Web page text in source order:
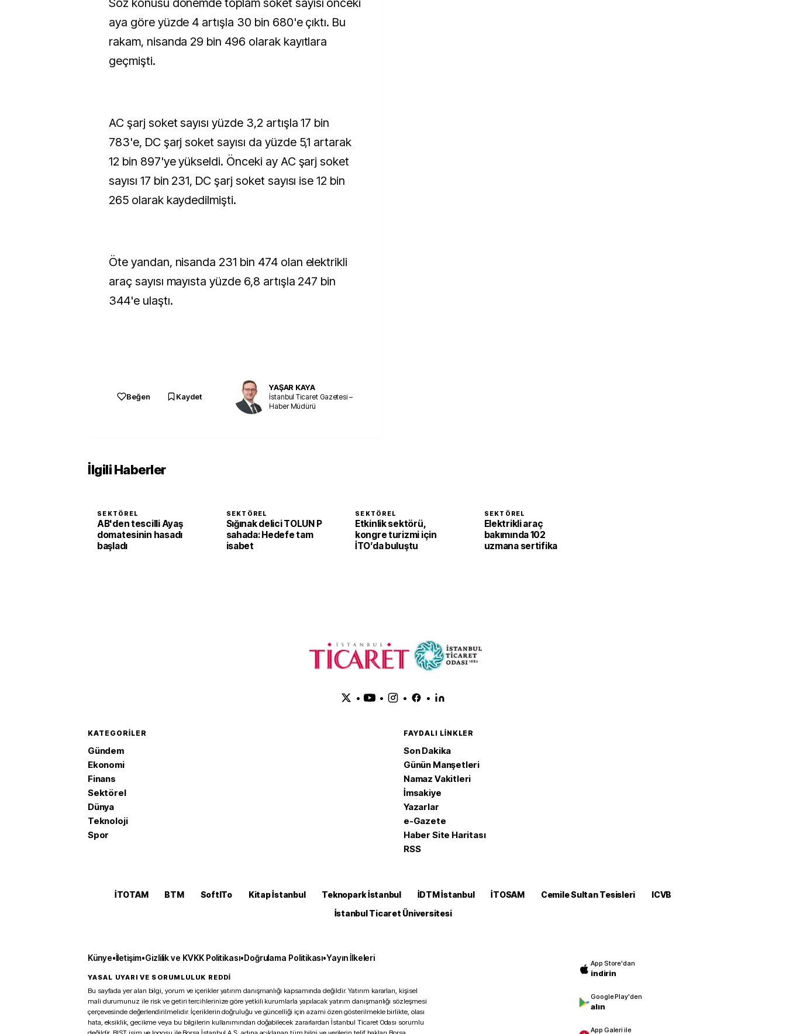
Söz konusu dönemde toplam soket sayısı önceki
aya göre yüzde 4 artışla 30 bin 680'e çıktı. Bu
rakam, nisanda 29 bin 496 olarak kayıtlara
geçmişti.
AC şarj soket sayısı yüzde 3,2 artışla 17 bin
783'e, DC şarj soket sayısı da yüzde 5,1 artarak
12 bin 897'ye yükseldi. Önceki ay AC şarj soket
sayısı 17 bin 231, DC şarj soket sayısı ise 12 bin
265 olarak kaydedilmişti.
Öte yandan, nisanda 231 bin 474 olan elektrikli
araç sayısı mayısta yüzde 6,8 artışla 247 bin
344'e ulaştı.
Beğen Kaydet
YAŞAR KAYA
İstanbul Ticaret Gazetesi –
Haber Müdürü
İlgili Haberler
SEKTÖREL
AB'den tescilli Ayaş
domatesinin hasadı
başladı
SEKTÖREL
Sığınak delici TOLUN P
sahada: Hedefe tam
isabet
SEKTÖREL
Etkinlik sektörü,
kongre turizmi için
İTO’da buluştu
SEKTÖREL
Elektrikli araç
bakımında 102
uzmana sertifika
• • • •
KATEGORILER
Gündem
Ekonomi
Finans
Sektörel
Dünya
Teknoloji
Spor
FAYDALI LINKLER
Son Dakika
Günün Manşetleri
Namaz Vakitleri
İmsakiye
Yazarlar
e-Gazete
Haber Site Haritası
RSS
İTOTAM BTM SoftITo Kitap İstanbul Teknopark İstanbul İDTM İstanbul İTOSAM Cemile Sultan Tesisleri
ICVB
İstanbul Ticaret Üniversitesi
Künye•İletişim•Gizlilik ve KVKK Politikası•Doğrulama Politikası•Yayın İlkeleri
YASAL UYARI VE SORUMLULUK REDDİ
Bu sayfada yer alan bilgi, yorum ve içerikler yatırım danışmanlığı kapsamında değildir. Yatırım kararları, kişisel
mali durumunuz ile risk ve getiri tercihlerinize göre yetkili kurumlarla yapılacak yatırım danışmanlığı sözleşmesi
çerçevesinde değerlendirilmelidir. İçeriklerin doğruluğu ve güncelliği için azami özen gösterilmekle birlikte, olası
hata, eksiklik, gecikme veya bu bilgilerin kullanımından doğabilecek zararlardan İstanbul Ticaret Odası sorumlu
App Store'dan
indirin
Google Play'den
alın
App Galeri ile